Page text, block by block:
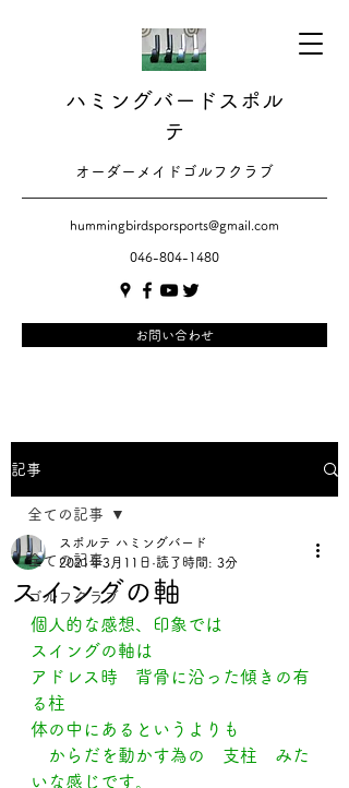
ハミングバードスポル
テ
​​オーダーメイドゴルフクラブ
hummingbirdsporsports@gmail.com
046-804-1480
お問い合わせ
記事
全ての記事
ゴルフクラブ
全ての記事
スイングの軸
スポルテ ハミングバード
2021年3月11日 読了時間: 3分
個人的な感想、印象では
スイングの軸は
アドレス時　背骨に沿った傾きの有
る柱
体の中にあるというよりも
からだを動かす為の　支柱　みた
いな感じです。